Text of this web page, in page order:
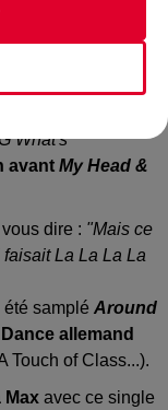
les titres à succès
Hell
What's
avant My Head &
dire : "Mais ce
La La La La
été samplé Around
allemand
Touch of Class...).
Max avec ce single